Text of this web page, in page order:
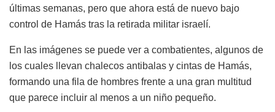
últimas semanas, pero que ahora está de nuevo bajo
control de Hamás tras la retirada militar israelí.
En las imágenes se puede ver a combatientes, algunos de
los cuales llevan chalecos antibalas y cintas de Hamás,
formando una fila de hombres frente a una gran multitud
que parece incluir al menos a un niño pequeño.